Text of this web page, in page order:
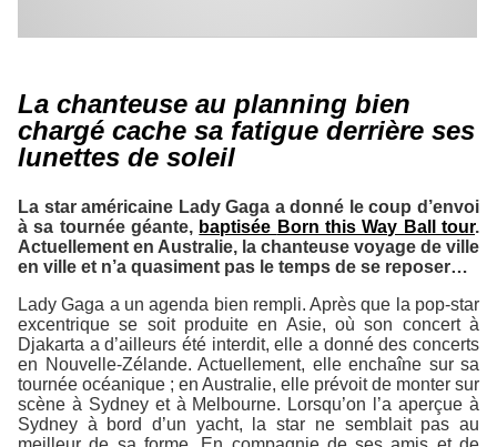
La chanteuse au planning bien
chargé cache sa fatigue derrière ses
lunettes de soleil
La star américaine Lady Gaga a donné le coup d’envoi
à sa tournée géante, baptisée Born this Way Ball tour.
Actuellement en Australie, la chanteuse voyage de ville
en ville et n’a quasiment pas le temps de se reposer…
Lady Gaga a un agenda bien rempli. Après que la pop-star
excentrique se soit produite en Asie, où son concert à
Djakarta a d’ailleurs été interdit, elle a donné des concerts
en Nouvelle-Zélande. Actuellement, elle enchaîne sur sa
tournée océanique ; en Australie, elle prévoit de monter sur
scène à Sydney et à Melbourne. Lorsqu’on l’a aperçue à
Sydney à bord d’un yacht, la star ne semblait pas au